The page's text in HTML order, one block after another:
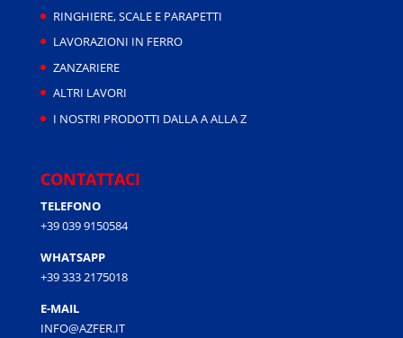
RINGHIERE, SCALE E PARAPETTI
LAVORAZIONI IN FERRO
ZANZARIERE
ALTRI LAVORI
I NOSTRI PRODOTTI DALLA A ALLA Z
CONTATTACI
TELEFONO
+39 039 9150584
WHATSAPP
+39 333 2175018
E-MAIL
INFO@AZFER.IT